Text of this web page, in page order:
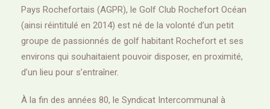
Pays Rochefortais (AGPR), le Golf Club Rochefort Océan
(ainsi réintitulé en 2014) est né de la volonté d’un petit
groupe de passionnés de golf habitant Rochefort et ses
environs qui souhaitaient pouvoir disposer, en proximité,
d’un lieu pour s’entraîner.
À la fin des années 80, le Syndicat Intercommunal à